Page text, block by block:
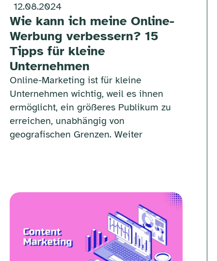
12.08.2024
Wie kann ich meine Online-
Werbung verbessern? 15
Tipps für kleine
Unternehmen
Online-Marketing ist für kleine
Unternehmen wichtig, weil es ihnen
ermöglicht, ein größeres Publikum zu
erreichen, unabhängig von
geografischen Grenzen. Weiter